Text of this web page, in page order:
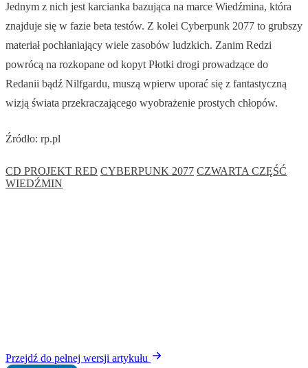
Jednym z nich jest karcianka bazująca na marce Wiedźmina, która
znajduje się w fazie beta testów. Z kolei Cyberpunk 2077 to grubszy
materiał pochłaniający wiele zasobów ludzkich. Zanim Redzi
powrócą na rozkopane od kopyt Płotki drogi prowadzące do
Redanii bądź Nilfgardu, muszą wpierw uporać się z fantastyczną
wizją świata przekraczającego wyobrażenie prostych chłopów.
Źródło: rp.pl
CD PROJEKT RED CYBERPUNK 2077 CZWARTA CZĘŚĆ
WIEDŹMIN
Przejdź do pełnej wersji artykułu